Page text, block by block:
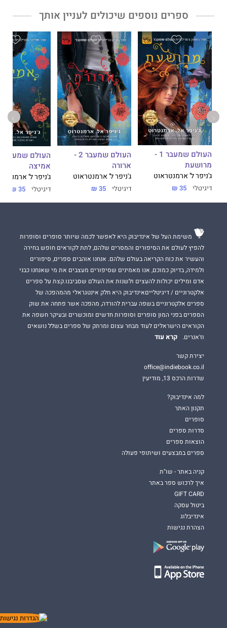
״מכל הספרים בסדרה, הספר הזה הוא האינטנסיבי ביותר. כשתקראו
אותו תחוו את כל הרגשות: כעס, הפתעה, אימה, עצב ואהבה.״
״אלוהים אדירים, אין לי מילים. אני חסרת נשימה. חשבתי שפגיון
הבזלתמדהים, אמרתי שאבן שוהםפנומנלי, אבלאבן האופאל
פשוט אֶפִּי.״
גודרידס
ספרים נוספים שיכולים לעניין אותך
העולם שמעבר 1 -
מרושעת
ג'ניפר ל' ארמנטראוט
דיגיטלי 35 ₪
העולם שמעבר 2 -
ארורה
ג'ניפר ל' ארמנטראוט
דיגיטלי 35 ₪
אמיצה
ג'ניפר ל'
דיגיטלי 35 ₪
משימת העל של אינדיבוק היא לאפשר לכמה שיותר סופרים וסופרות
להפיץ לעולם את הסיפורים והמסרים שלהם, לתת לקוראים חופש בחירה
והעשיר את כוח הקריאה בעולם שלהם. אנחנו אוהבים ספרים, סיפורים
ולמידה, בדיוק כמוכם, אנו מאמינים שסיפורים מעצבים את מי שאנחנו כבני
אדם ומילים יכולות להעצים ולשנות את העולם שסביבנו.קצת על ספרים
אלקטרוניים / דיגיטלייםאינדיבוק היא חלק אינטגראלי מהמהפכה של
ספרים אלקטרוניים בשפה עברית להורדה, מהפכה אשר פתחה את שוק
הספרים בפני המון סופרים וסופרות חדשים ומוכשרים ובעיקר חשפה את
הקוראים הישראלים לעוד מבחר עצום ומרתק של ספרים בשלל נושאים
וז'אנרים.
קרא עוד
יצירת קשר
office@indiebook.co.il
שדרות הרכס 13, מודיעין
למה אינדיבוק?
תקנון האתר
סופרים
סדרות ספרים
הוצאות ספרים
ספרים במבצעים ושיתופי פעולה
קניה באתר - שו"ת
איך לרכוש ספר באתר
GIFT CARD
ביטול עסקה
אינדיבלוג
הצהרת נגישות